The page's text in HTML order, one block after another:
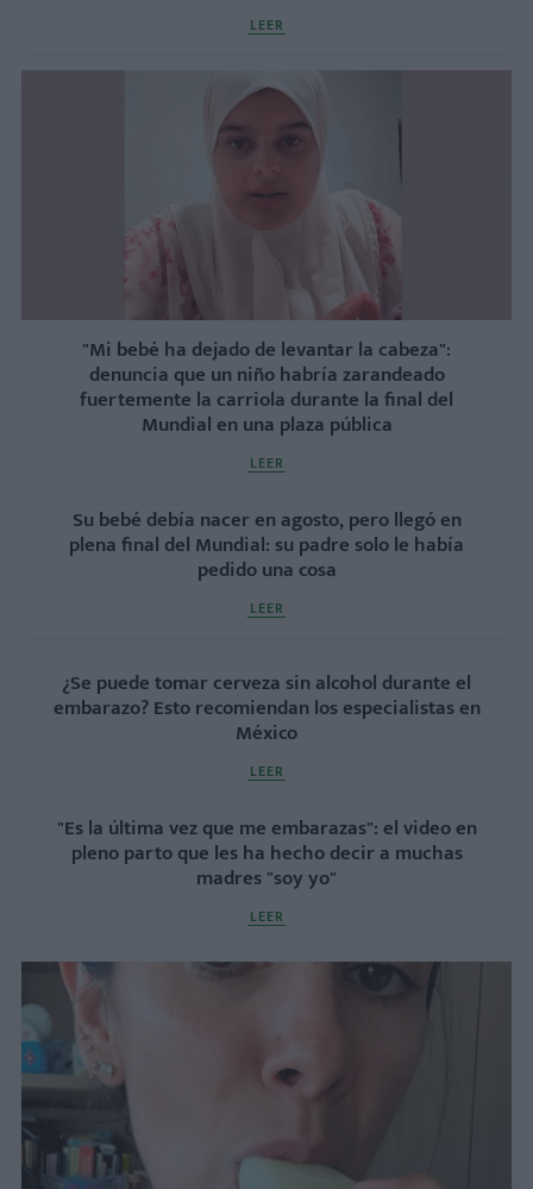
LEER
"Mi bebé ha dejado de levantar la cabeza":
denuncia que un niño habría zarandeado
fuertemente la carriola durante la final del
Mundial en una plaza pública
LEER
Su bebé debía nacer en agosto, pero llegó en
plena final del Mundial: su padre solo le había
pedido una cosa
LEER
¿Se puede tomar cerveza sin alcohol durante el
embarazo? Esto recomiendan los especialistas en
México
LEER
"Es la última vez que me embarazas": el video en
pleno parto que les ha hecho decir a muchas
madres "soy yo"
LEER